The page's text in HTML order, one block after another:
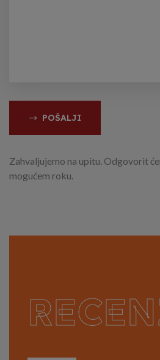
POŠALJI
Zahvaljujemo na upitu. Odgovorit
mogućem roku.